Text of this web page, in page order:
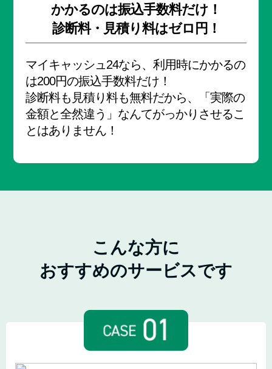
かかるのは振込手数料だけ！
診断料・見積り料はゼロ円！
マイキャッシュ24なら、利用時にかかるの
は200円の振込手数料だけ！
診断料も見積り料も無料だから、
「実際の
金額と全然違う」なんてがっかりさせるこ
とはありません！
こんな方に
おすすめのサービスです